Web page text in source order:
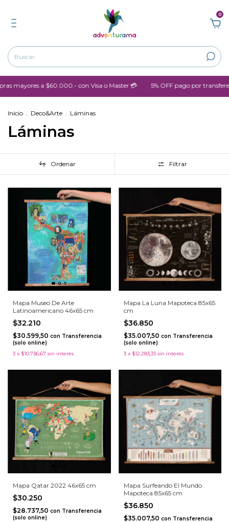
0
a $60.000.- con Visa o Master 💳 5% OFF pago por transferencia 💳
Inicio . Deco&Arte . Láminas
Láminas
Ordenar Filtrar
Mapa Museo De Arte
Latinoamericano 46x65 cm
$32.210
$30.599,50 con Transferencia
(solo online)
3 x $10.736,67 sin interés
Mapa La Luna Mapoteca 85x65
cm
$36.850
$35.007,50 con Transferencia
(solo online)
3 x $12.283,33 sin interés
Mapa Qatar 2022 46x65 cm
$30.250
$28.737,50 con Transferencia
(solo online)
Mapa Surfeando El Mundo
Mapoteca 85x65 cm
$36.850
$35.007,50 con Transferencia